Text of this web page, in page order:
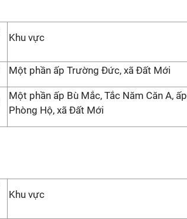
Khu vực
Một phần ấp Trường Đức, xã Đất Mới
Một phần ấp Bù Mắc, Tắc Năm Căn A, ấp
Phòng Hộ, xã Đất Mới
Khu vực